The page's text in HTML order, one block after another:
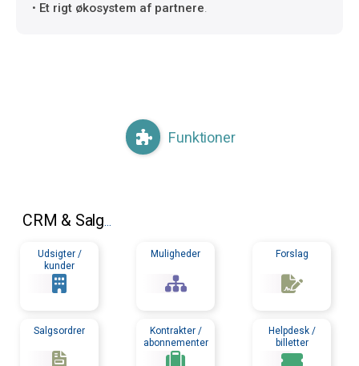
• Et rigt økosystem af partnere.
Funktioner
CRM & Salg...
Udsigter /
kunder
Muligheder Forslag
Salgsordrer
Kontrakter /
abonnementer
Helpdesk /
billetter